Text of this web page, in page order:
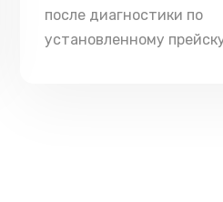
после диагностики по
установленному